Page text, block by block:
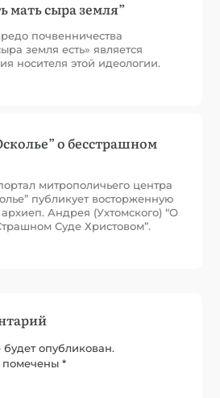
мать сыра земля”
почвенничества
земля есть» является
носителя этой идеологии.
о бесстрашном
митрополичьего центра
публикует восторженную
Андрея (Ухтомского) “О
Суде Христовом”.
опубликован.
помечены*